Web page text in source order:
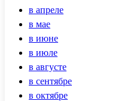
в апреле
в мае
в июне
в июле
в августе
в сентябре
в октябре